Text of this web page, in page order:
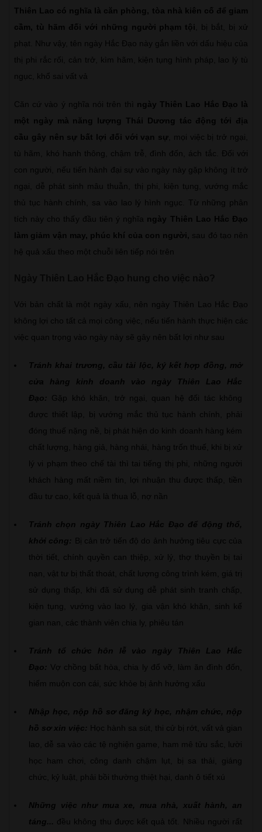
Thiên Lao có nghĩa là căn phòng, tòa nhà kiên cố để giam
cầm, tù hãm đối với những người phạm tội
, bị bắt, bị xử
phạt. Như vậy, tên ngày Hắc Đạo này gắn liền với dấu hiệu của
thị phi rắc rối, cản trở, kìm hãm, kiện tụng hình pháp, lao lý tù
ngục, khổ sai vất vả
Căn cứ vào ý nghĩa nói trên thì
ngày Thiên Lao Hắc Đạo là
một ngày mà năng lượng Thái Dương tác động tới địa
cầu gây nên sự bất lợi đối với vạn sự , mọi việc bị trở ngại,
tù hãm, khó hanh thông, chậm trễ, đình đốn, ách tắc. Đối với
con người, nếu tiến hành đại sự vào ngày này gặp không ít trở
ngại, dễ phát sinh mâu thuẫn, thị phi, kiện tụng, vướng mắc
thủ tục hành chính, sa vào lao lý hình ngục. Từ những phân
tích này cho thấy đầu tiên ý nghĩa ngày Thiên Lao Hắc Đạo
làm giảm vận may, phúc khí của con người, sau đó tạo nên
hệ quả xấu theo một chuỗi liên tiếp nói trên
Với bản chất là một ngày xấu, nên ngày Thiên Lao Hắc Đạo
không lợi cho tất cả mọi công việc, nếu tiến hành thực hiện các
việc quan trọng vào ngày này sẽ gây nên bất lợi như sau
Tránh khai trương, cầu tài lộc, ký kết hợp đồng, mở
cửa hàng kinh doanh vào ngày Thiên Lao Hắc
Đạo: Gặp khó khăn, trở ngại, quan hệ đối tác không
được thiết lập, bị vướng mắc thủ tục hành chính, phải
đóng thuế nặng nề, bị phát hiện do kinh doanh hàng kém
chất lượng, hàng giả, hàng nhái, hàng trốn thuế, khi bị xử
lý vi phạm theo chế tài thì tai tiếng thị phi, những người
khách hàng mất niềm tin, lợi nhuận thu được thấp, tiền
đầu tư cao, kết quả là thua lỗ, nợ nần
Tránh chọn ngày Thiên Lao Hắc Đạo để động thổ,
khởi công: Bị cản trở tiến độ do ảnh hưởng tiêu cực của
thời tiết, chính quyền can thiệp, xử lý, thợ thuyền bị tai
nạn, vật tư bị thất thoát, chất lượng công trình kém, giá trị
sử dụng thấp, khi đã sử dụng dễ phát sinh tranh chấp,
kiện tụng, vướng vào lao lý, gia vận khó khăn, sinh kế
gian nan, các thành viên chia ly, phiêu tán
Tránh tổ chức hôn lễ vào ngày Thiên Lao Hắc
Đạo: Vợ chồng bất hòa, chia ly đổ vỡ, làm ăn đình đốn,
hiếm muộn con cái, sức khỏe bị ảnh hưởng xấu
Nhập học, nộp hồ sơ đăng ký học, nhậm chức, nộp
hồ sơ xin việc: Học hành sa sút, thi cử bị rớt, vất vả gian
lao, dễ sa vào các tệ nghiện game, ham mê tửu sắc, lười
học ham chơi, công danh chậm lụt, bị sa thải, giáng
chức, kỷ luật, phải bồi thường thiệt hại, danh ô tiết xú
Những việc như mua xe, mua nhà, xuất hành, an
táng... đều không thu được kết quả tốt. Nhiều người rất